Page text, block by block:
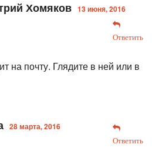
Хомяков 13 июня, 2016
Ответить
на почту. Глядите в ней или в
28 марта, 2016
Ответить